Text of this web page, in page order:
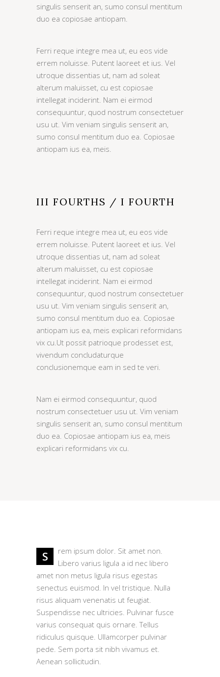
singulis senserit an, sumo consul mentitum
duo ea copiosae antiopam.
Ferri reque integre mea ut, eu eos vide
errem noluisse. Putent laoreet et ius. Vel
utroque dissentias ut, nam ad soleat
alterum maluisset, cu est copiosae
intellegat inciderint. Nam ei eirmod
consequuntur, quod nostrum consectetuer
usu ut. Vim veniam singulis senserit an,
sumo consul mentitum duo ea. Copiosae
antiopam ius ea, meis.
III FOURTHS / I FOURTH
Ferri reque integre mea ut, eu eos vide
errem noluisse. Putent laoreet et ius. Vel
utroque dissentias ut, nam ad soleat
alterum maluisset, cu est copiosae
intellegat inciderint. Nam ei eirmod
consequuntur, quod nostrum consectetuer
usu ut. Vim veniam singulis senserit an,
sumo consul mentitum duo ea. Copiosae
antiopam ius ea, meis explicari reformidans
vix cu.Ut possit patrioque prodesset est,
vivendum concludaturque
conclusionemque eam in sed te veri.
Nam ei eirmod consequuntur, quod
nostrum consectetuer usu ut. Vim veniam
singulis senserit an, sumo consul mentitum
duo ea. Copiosae antiopam ius ea, meis
explicari reformidans vix cu.
S
rem ipsum dolor. Sit amet non.
Libero varius ligula a id nec libero
amet non metus ligula risus egestas
senectus euismod. In vel tristique. Nulla
risus aliquam venenatis ut feugiat.
Suspendisse nec ultricies. Pulvinar fusce
varius consequat quis ornare. Tellus
ridiculus quisque. Ullamcorper pulvinar
pede. Sem porta sit nibh vivamus et.
Aenean sollicitudin.